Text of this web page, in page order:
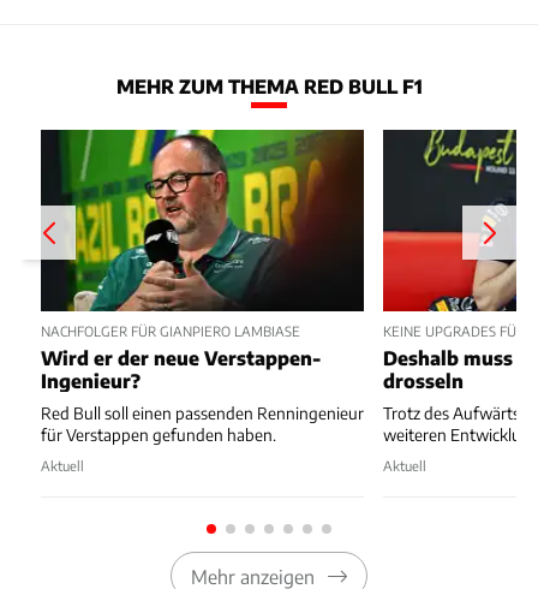
MEHR ZUM THEMA RED BULL F1
NACHFOLGER FÜR GIANPIERO LAMBIASE
Wird er der neue Verstappen-
Ingenieur?
Red Bull soll einen passenden Renningenieur
für Verstappen gefunden haben.
Aktuell
KEINE UPGRADES FÜR
Deshalb muss
drosseln
Trotz des
weiteren
Aktuell
Mehr anzeigen